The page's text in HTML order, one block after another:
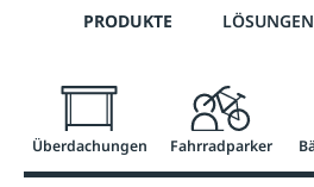
Zur Hauptnavigation
Telefon: 0800 / 100 49 02
PRODUKTE
Überdachungen Fahrradparker